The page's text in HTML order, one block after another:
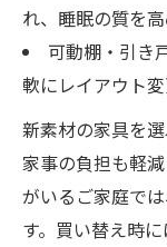
れ、睡眠の質を高
可動棚・引き
軟にレイアウト変
新素材の家具を
家事の負担も軽
がいるご家庭で
す。買い替え時